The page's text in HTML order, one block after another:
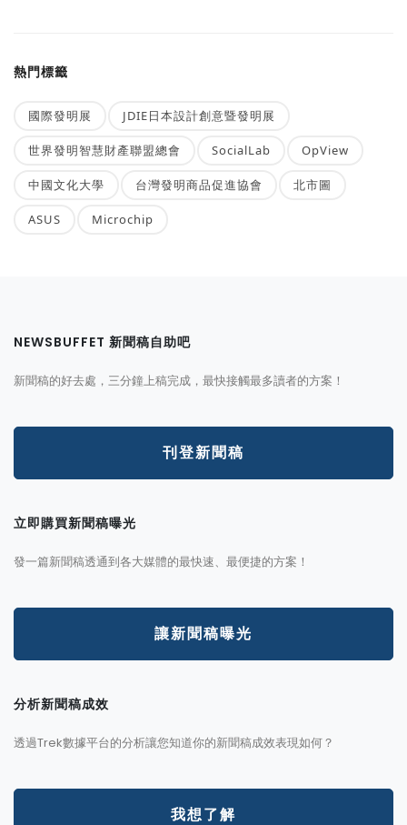
熱門標籤
國際發明展 JDIE日本設計創意暨發明展
世界發明智慧財產聯盟總會 SocialLab OpView
中國文化大學 台灣發明商品促進協會 北市圖
ASUS Microchip
NEWSBUFFET 新聞稿自助吧
新聞稿的好去處，三分鐘上稿完成，最快接觸最多讀者的方案！
刊登新聞稿
立即購買新聞稿曝光
發一篇新聞稿透通到各大媒體的最快速、最便捷的方案！
讓新聞稿曝光
分析新聞稿成效
透過Trek數據平台的分析讓您知道你的新聞稿成效表現如何？
我想了解